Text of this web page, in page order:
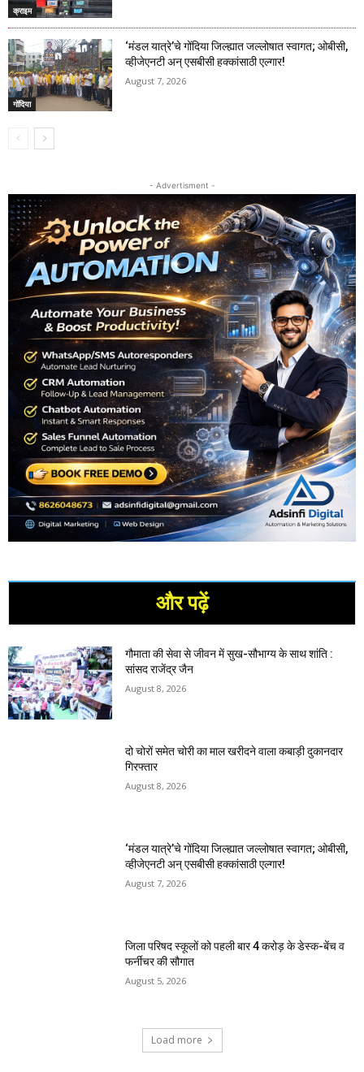
क्राइम
गोंदिया
‘मंडल यात्रे’चे गोंदिया जिल्ह्यात जल्लोषात स्वागत; ओबीसी,
व्हीजेएनटी अन् एसबीसी हक्कांसाठी एल्गार!
August 7, 2026
- Advertisment -
और पढ़ें
गौमाता की सेवा से जीवन में सुख-सौभाग्य के साथ शांति :
सांसद राजेंद्र जैन
August 8, 2026
दो चोरों समेत चोरी का माल खरीदने वाला कबाड़ी दुकानदार
गिरफ्तार
August 8, 2026
‘मंडल यात्रे’चे गोंदिया जिल्ह्यात जल्लोषात स्वागत; ओबीसी,
व्हीजेएनटी अन् एसबीसी हक्कांसाठी एल्गार!
August 7, 2026
जिला परिषद स्कूलों को पहली बार 4 करोड़ के डेस्क-बेंच व
फर्नीचर की सौगात
August 5, 2026
Load more